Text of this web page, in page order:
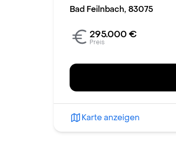
Bad Feilnbach, 83075
Preis
295.000 €
Karte anzeigen